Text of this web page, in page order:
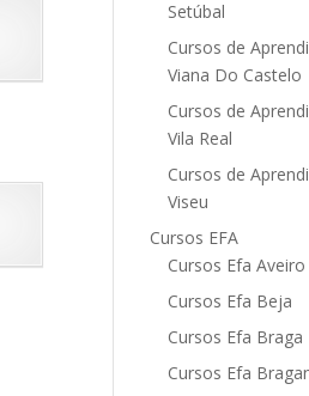
Setúbal
Cursos de
Viana Do Castelo
Cursos de
Vila Real
Cursos de
Viseu
Cursos EFA
Cursos Efa Aveiro
Cursos Efa Beja
Cursos Efa Braga
Cursos Efa